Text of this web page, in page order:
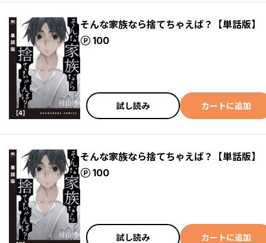
そんな家族なら捨てちゃえば？【単話版
100
ポイント
試し読み カートに追加
そんな家族なら捨てちゃえば？【単話版
100
ポイント
試し読み カートに追加